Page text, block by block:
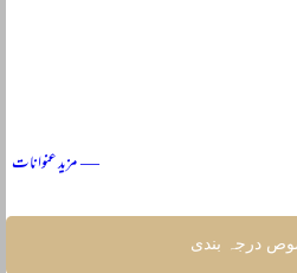
— مزید عنوانات
درجہ بندی